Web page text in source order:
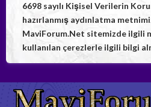
6698 sayılı Kişisel Verilerin
hazırlanmış aydınlatma
MaviForum.Net sitemizde ilgili
kullanılan çerezlerle ilgili bilgi